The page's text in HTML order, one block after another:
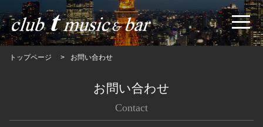
トップページ お問い合わせ
お問い合わせ
Contact